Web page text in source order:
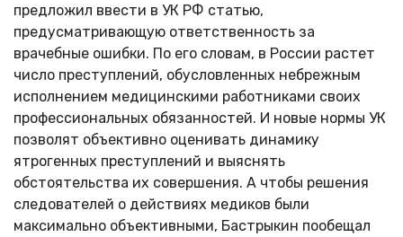
предложил ввести в УК РФ статью,
предусматривающую ответственность за
врачебные ошибки. По его словам, в России растет
число преступлений, обусловленных небрежным
исполнением медицинскими работниками своих
профессиональных обязанностей. И новые нормы УК
позволят объективно оценивать динамику
ятрогенных преступлений и выяснять
обстоятельства их совершения. А чтобы решения
следователей о действиях медиков были
максимально объективными, Бастрыкин пообещал